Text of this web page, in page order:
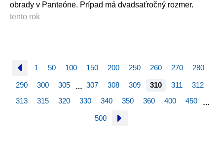
obrady v Panteóne. Prípad má dvadsaťročný rozmer.
tento rok
1 50 100 150 200 250 260 270 280
290 300 305 … 307 308 309 310 311
312
313
315 320 330 340 350 360 400 450 …
500